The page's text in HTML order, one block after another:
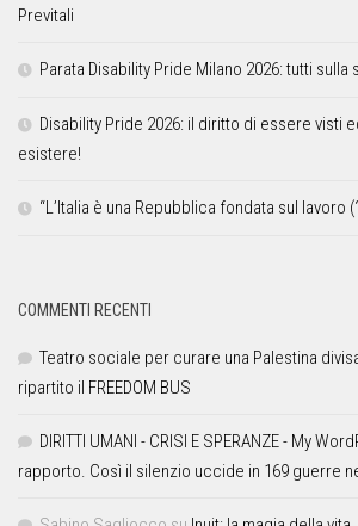
Previtali
Parata Disability Pride Milano 2026: tutti
Disability Pride 2026: il diritto di essere visti
esistere!
“L’Italia è una Repubblica fondata sul lavoro
COMMENTI RECENTI
Teatro sociale per curare una Palestina
ripartito il FREEDOM BUS
DIRITTI UMANI - CRISI E SPERANZE - My
rapporto. Così il silenzio uccide in 169 guerre